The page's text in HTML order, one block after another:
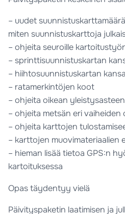
– uudet
miten suunnistuskarttoja
– ohjeita seuroille
– sprinttisuunnistuskartan
– hiihtosuunnistuskartan
– ratamerkintöjen koot
– ohjeita oikean
– ohjeita metsän eri vaiheiden
– ohjeita karttojen
– karttojen muovimateriaalien
– hieman lisää tietoa GPS:n
kartoituksessa
Opas täydentyy vielä
Päivityspaketin laatimisen ja